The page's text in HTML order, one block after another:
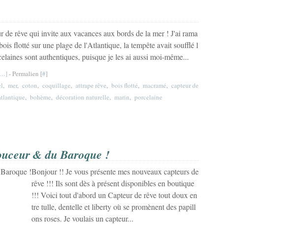
de rêve qui invite aux vacances aux bords de la mer ! J'ai rama
flotté sur une plage de l'Atlantique, la tempête avait soufflé l
sont authentiques, puisque je les ai aussi moi-même...
…] - Permalien [#]
, mer, coton, coquillage, attrape rêve, bois flotté, macramé, capteur de
, bohème, décoration naturelle, marin, porcelaine
& du Baroque !
Bonjour !! Je vous présente mes nouveaux capteurs de
rêve !!! Ils sont dès à présent disponibles en boutique
!!! Voici tout d'abord un Capteur de rêve tout doux en
tre tulle, dentelle et liberty où se promènent des papill
ons roses. Je voulais un capteur...